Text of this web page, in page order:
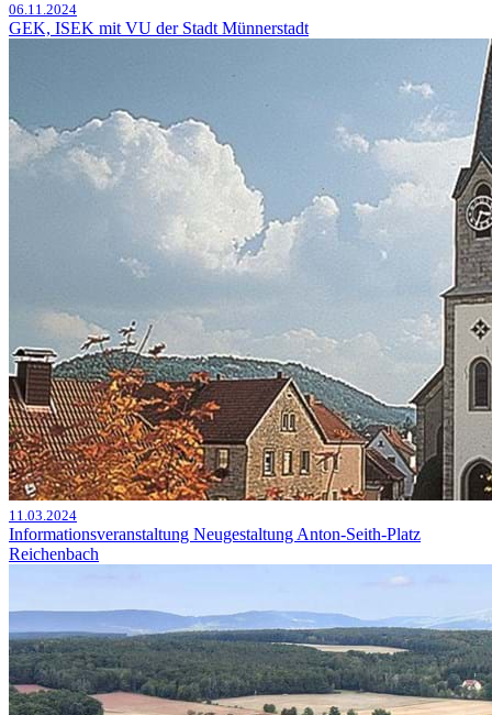
06.11.2024
GEK, ISEK mit VU der Stadt Münnerstadt
11.03.2024
Informationsveranstaltung Neugestaltung Anton-Seith-Platz
Reichenbach